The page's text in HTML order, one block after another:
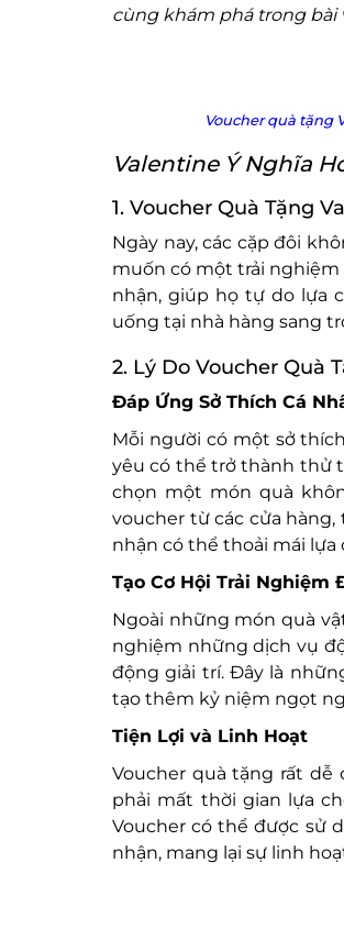
cùng khám phá trong bài
Voucher quà tặng
Valentine Ý Nghĩa
1. Voucher Quà Tặng
Ngày nay, các cặp đôi
muốn có một trải nghiệm
nhận, giúp họ tự do lựa
uống tại nhà hàng sang
2. Lý Do Voucher Quà
Đáp Ứng Sở Thích Cá
Mỗi người có một sở
yêu có thể trở thành thử
chọn một món quà
voucher từ các cửa
nhận có thể thoải mái
Tạo Cơ Hội Trải Nghiệm
Ngoài những món quà
nghiệm những dịch vụ
động giải trí. Đây là
tạo thêm kỷ niệm ngọt
Tiện Lợi và Linh Hoạt
Voucher quà tặng rất dễ
phải mất thời gian lựa
Voucher có thể được sử
nhận, mang lại sự linh